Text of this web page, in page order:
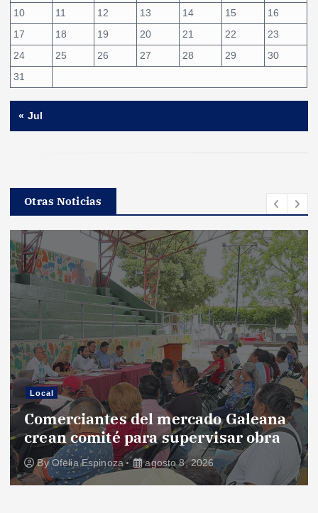
10
11 12 13 14 15
16
17
18 19 20 21 22
23
24
25 26 27 28 29
30
31
« Jul
Otras Noticias
Local
Comerciantes del mercado Galeana
crean comité para supervisar obra
ByOfelia Espinoza agosto 8, 2026